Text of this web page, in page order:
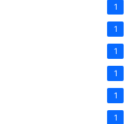
1
1
1
1
1
1